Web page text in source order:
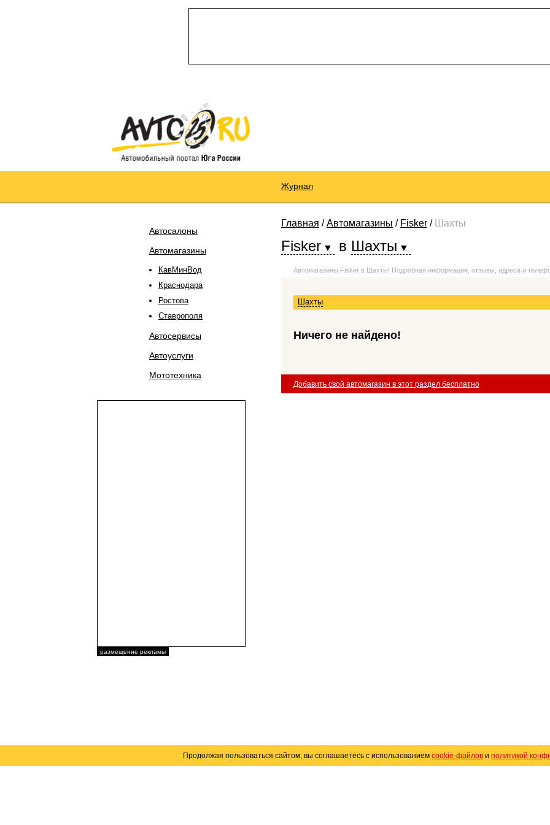
Журнал
Автосалоны
Автомагазины
КавМинВод
Краснодара
Ростова
Ставрополя
Автосервисы
Автоуслуги
Мототехника
размещение рекламы
Главная /Автомагазины / Fisker / Шахты
Fisker в Шахты
Автомагазины Fisker в Шахты! Подробная информация, отзывы, адреса и
Шахты
Ничего не найдено!
Добавить свой автомагазин в этот раздел бесплатно
Продолжая пользоваться сайтом, вы соглашаетесь с использованием cookie-файлов и политикой